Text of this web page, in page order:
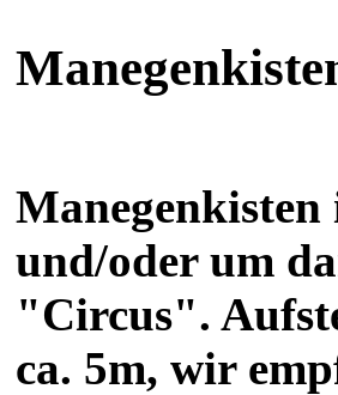
Manegenkisten
und/oder um
"Circus".
ca. 5m, wir